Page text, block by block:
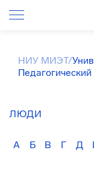
НИУ МИЭТ/
Педагогический
ЛЮДИ
А Б В Г Д